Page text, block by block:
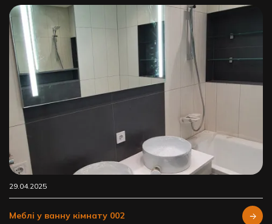
29.04.2025
Меблі у ванну кімнату 002